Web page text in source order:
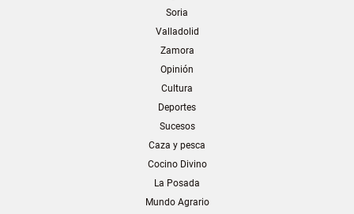
Soria
Valladolid
Zamora
Opinión
Cultura
Deportes
Sucesos
Caza y pesca
Cocino Divino
La Posada
Mundo Agrario